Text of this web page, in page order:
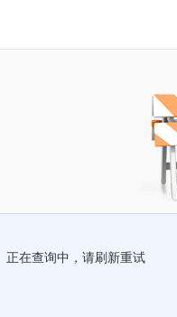
正在查询中，请刷新重试